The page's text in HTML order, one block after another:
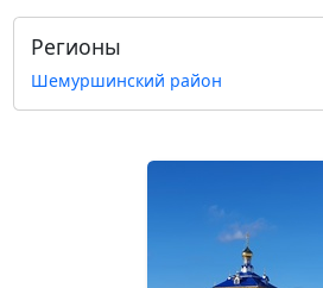
Регионы
Шемуршинский район